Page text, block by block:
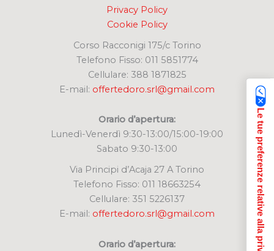
Privacy Policy
Cookie Policy
Corso Racconigi 175/c Torino
Telefono Fisso: 011 5851774
Cellulare: 388 1871825
E-mail: offertedoro.srl@gmail.com
Orario d’apertura:
Lunedì-Venerdì 9:30-13:00/15:00-19:00
Sabato 9:30-13:00
Via Principi d’Acaja 27 A Torino
Telefono Fisso: 011 18663254
Cellulare: 351 5226137
E-mail: offertedoro.srl@gmail.com
Orario d’apertura: Le tue preferenze relative alla privacy